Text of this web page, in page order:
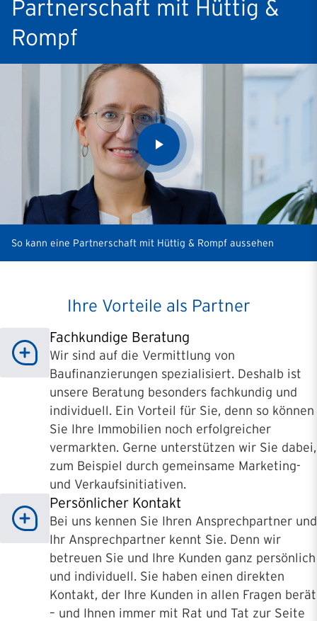
Partnerschaft mit Hüttig &
Rompf
So kann eine Partnerschaft mit Hüttig & Rompf aussehen
Ihre Vorteile als Partner
Fachkundige Beratung
Wir sind auf die Vermittlung von
Baufinanzierungen spezialisiert. Deshalb ist
unsere Beratung besonders fachkundig und
individuell. Ein Vorteil für Sie, denn so können
Sie Ihre Immobilien noch erfolgreicher
vermarkten. Gerne unterstützen wir Sie dabei,
zum Beispiel durch gemeinsame Marketing-
und Verkaufsinitiativen.
Persönlicher Kontakt
Bei uns kennen Sie Ihren Ansprechpartner und
Ihr Ansprechpartner kennt Sie. Denn wir
betreuen Sie und Ihre Kunden ganz persönlich
und individuell. Sie haben einen direkten
Kontakt, der Ihre Kunden in allen Fragen berät
– und Ihnen immer mit Rat und Tat zur Seite